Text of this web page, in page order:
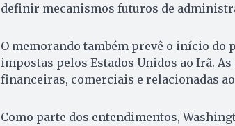
definir mecanismos futuros de
O memorando também prevê o início do
impostas pelos Estados Unidos ao Irã.
financeiras, comerciais e relacionadas
Como parte dos entendimentos,